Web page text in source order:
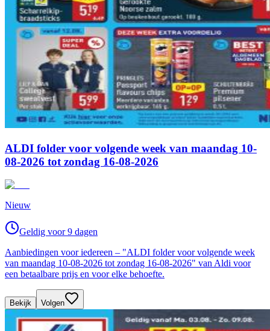
ALDI folder voor volgende week van maandag 10-
08-2026 tot zondag 16-08-2026
Nieuw
Geldig voor 9 dagen
Aanbiedingen voor iedereen – "ALDI folder voor volgende week
van maandag 10-08-2026 tot zondag 16-08-2026" van Aldi voor
een betaalbare prijs en voor elke behoefte.
Bekijk Volgen